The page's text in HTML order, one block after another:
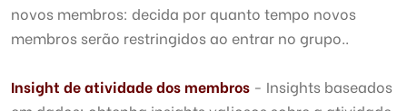
novos membros: decida por quanto tempo novos
membros serão restringidos ao entrar no grupo..
Insight de atividade dos membros - Insights baseados